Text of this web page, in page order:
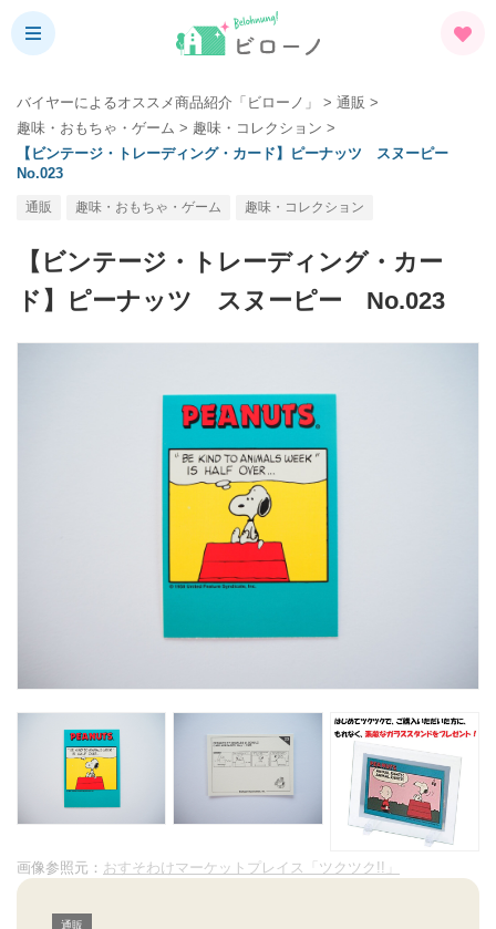
バイヤーによるオススメ商品紹介「ビローノ」 > 通販 >
趣味・おもちゃ・ゲーム > 趣味・コレクション >
【ビンテージ・トレーディング・カード】ピーナッツ スヌーピー
No.023
通販 趣味・おもちゃ・ゲーム 趣味・コレクション
【ビンテージ・トレーディング・カー
ド】ピーナッツ スヌーピー No.023
画像参照元： おすそわけマーケットプレイス「ツクツク!!」
通販